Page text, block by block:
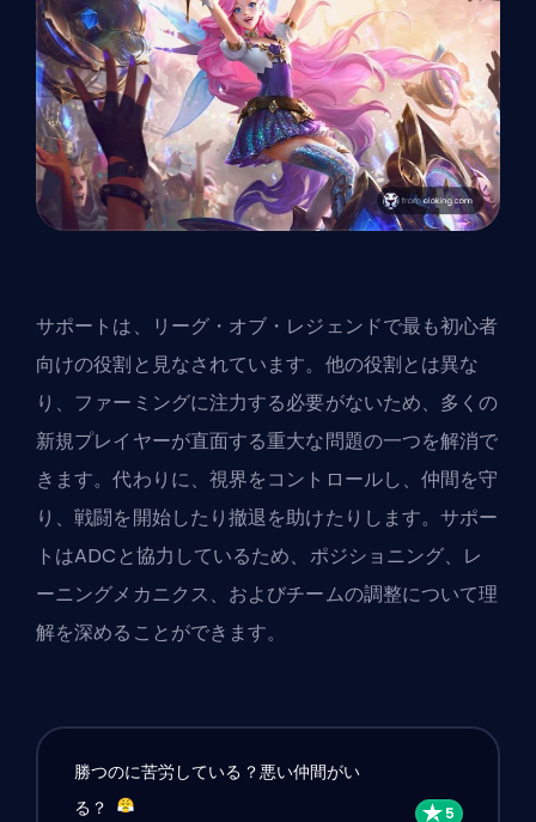
サポートは、
リーグ・オブ・レジェンドで最も初心者
向けの役割 と見なされています。他の役割とは異な
り、ファーミングに注力する必要がないため、多くの
新規プレイヤーが直面する重大な問題の一つを解消で
きます。代わりに、視界をコントロールし、仲間を守
り、戦闘を開始したり撤退を助けたりします。サポー
トはADCと協力しているため、ポジショニング、レ
ーニングメカニクス、およびチームの調整について理
解を深めることができます。
勝つのに苦労している？悪い仲間がい
る？